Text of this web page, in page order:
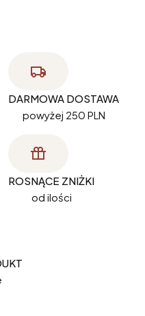
DARMOWA DOSTAWA
powyżej 250 PLN
ROSNĄCE ZNIŻKI
od ilości